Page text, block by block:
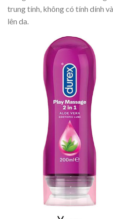
trung tính, không có tính dính
lên da.